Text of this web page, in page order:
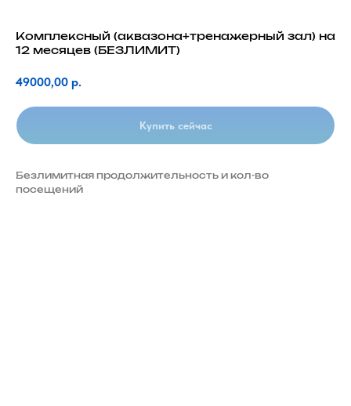
Комплексный (аквазона+тренажерный зал) на
12 месяцев (БЕЗЛИМИТ)
49000,00 р.
Купить сейчас
Безлимитная продолжительность и кол-во
посещений